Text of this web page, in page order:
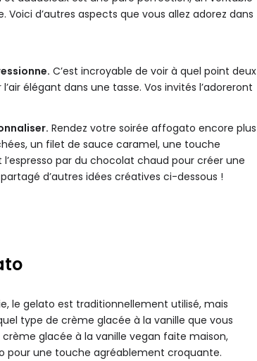
Voici d’autres aspects que vous allez adorez dans
C’est incroyable de voir à quel point deux
élégant dans une tasse. Vos invités l’adoreront
Rendez votre soirée affogato encore plus
un filet de sauce caramel, une touche
par du chocolat chaud pour créer une
d’autres idées créatives ci-dessous !
le gelato est traditionnellement utilisé, mais
type de crème glacée à la vanille que vous
crème glacée à la vanille vegan faite maison,
pour une touche agréablement croquante.